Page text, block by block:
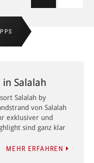
Salalah
Salalah by
von Salalah
exklusiver und
sind ganz klar
MEHR ERFAHREN